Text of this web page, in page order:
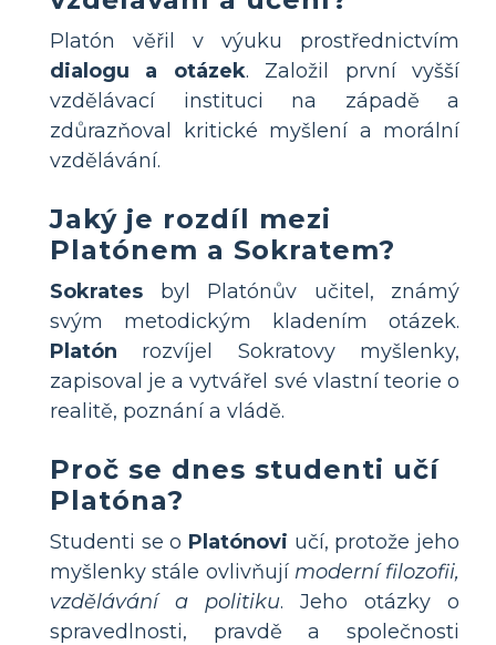
Platón věřil v výuku prostřednictvím
dialogu a otázek. Založil první vyšší
vzdělávací instituci na západě a
zdůrazňoval kritické myšlení a morální
vzdělávání.
Jaký je rozdíl mezi
Platónem a Sokratem?
Sokrates byl Platónův učitel, známý
svým metodickým kladením otázek.
Platón rozvíjel Sokratovy myšlenky,
zapisoval je a vytvářel své vlastní teorie o
realitě, poznání a vládě.
Proč se dnes studenti učí
Platóna?
Studenti se o Platónovi učí, protože jeho
myšlenky stále ovlivňují moderní filozofii,
vzdělávání a politiku. Jeho otázky o
spravedlnosti, pravdě a společnosti